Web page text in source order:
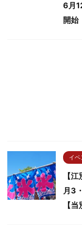
6月
開始
イベ
【
月3
【当